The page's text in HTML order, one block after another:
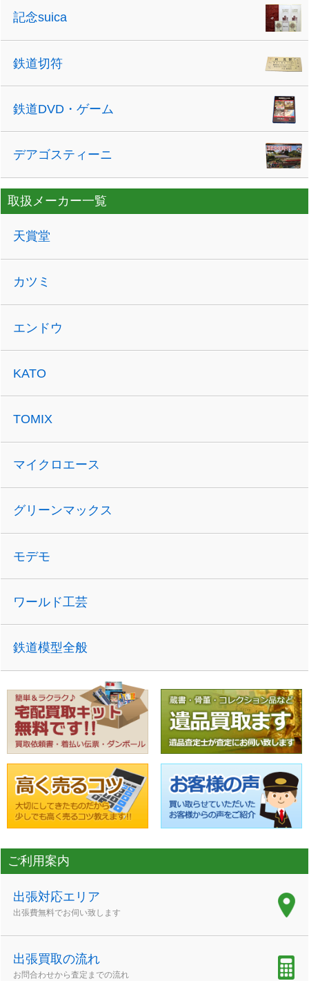
記念suica
鉄道切符
鉄道DVD・ゲーム
デアゴスティーニ
取扱メーカー一覧
天賞堂
カツミ
エンドウ
KATO
TOMIX
マイクロエース
グリーンマックス
モデモ
ワールド工芸
鉄道模型全般
ご利用案内
出張対応エリア
出張費無料でお伺い致します
出張買取の流れ
お問合わせから査定までの流れ